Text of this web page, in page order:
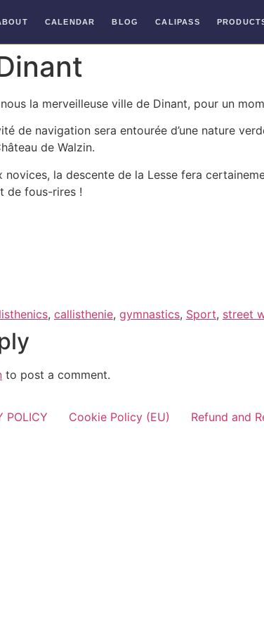
CALENDAR BLOG CALIPASS
la merveilleuse ville de Dinant, pour un
de navigation sera entourée d’une nature
de Walzin.
novices, la descente de la Lesse fera
de fous-rires !
, callisthenie, gymnastics, Sport, street
to post a comment.
POLICY Cookie Policy (EU) Refund and